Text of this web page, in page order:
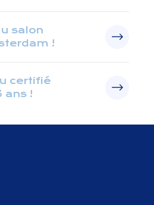
salon
!
certifié
ans !